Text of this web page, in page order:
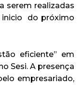
serem realizadas
inicio do próximo
eficiente” em
Sesi. A presença
empresariado,